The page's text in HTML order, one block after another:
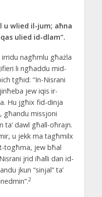
u wlied il-jum; aħna
ulied id-dlam”.
irridu nagħmlu għażla
li ngħaddu mid-
tgħid: “In-Nisrani
jew iqis ir-
Hu jgħix fid-dinja
għandu missjoni
ta’ dawl għall-oħrajn.
u jekk ma tagħmilx
togħma, jew bħal
jrid iħalli dan id-
jkun “sinjal” ta’
2